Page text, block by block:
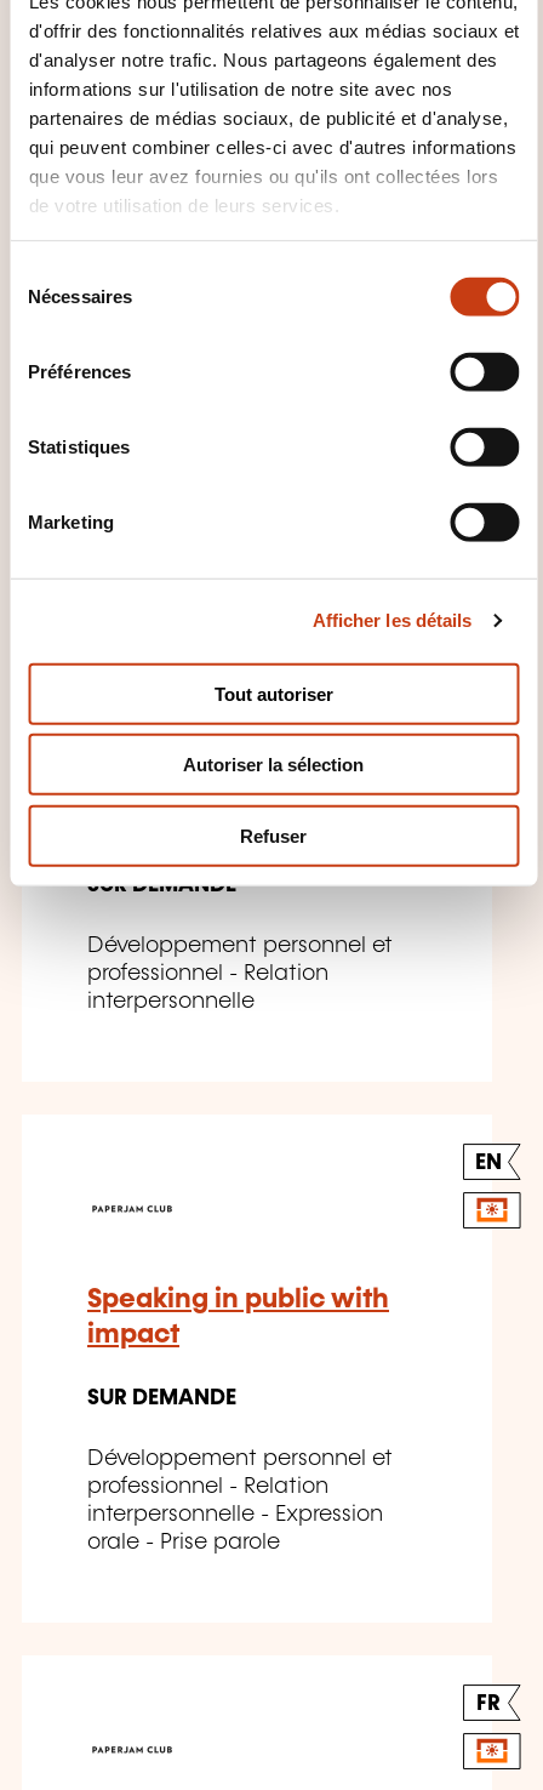
d'offrir des fonctionnalités relatives aux médias sociaux et
d'analyser notre trafic. Nous partageons également des
informations sur l'utilisation de notre site avec nos
partenaires de médias sociaux, de publicité et d'analyse,
qui peuvent combiner celles-ci avec d'autres informations
que vous leur avez fournies ou qu'ils ont collectées lors
de votre utilisation de leurs services.
n
Nécessaires
Préférences
Statistiques
Marketing
Afficher les détails
Tout autoriser
Autoriser la sélection
Refuser
Ten rules to be a good
networker
SUR DEMANDE
Développement personnel et
Communication professionnelle
FR
Leadership Libéré – La
pleine puissance de votre
SUR DEMANDE
Développement personnel et
professionnel - Relation
interpersonnelle
EN
Speaking in public with
impact
SUR DEMANDE
Développement personnel et
professionnel - Relation
interpersonnelle - Expression
orale - Prise parole
FR